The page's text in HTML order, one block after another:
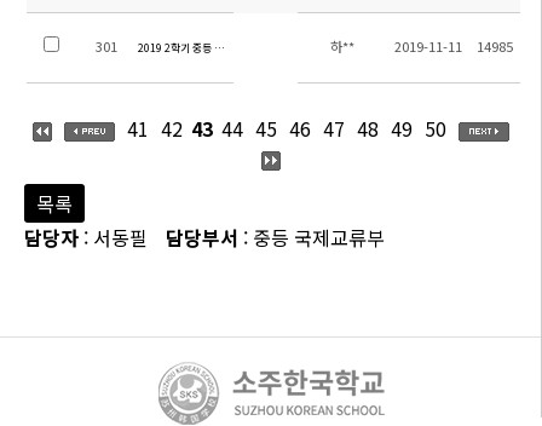
301 2019 2학기 중등 체험학습 정산내역 및 만족도 조사 결과
하** 2019-11-11 14985
41 42 43 44 45 46 47 48 49 50
목록
담당자 : 서동필 담당부서 : 중등 국제교류부